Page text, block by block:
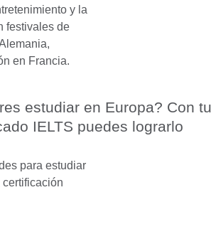
y la
festivales de
en Francia.
estudiar en Europa? Con tu
IELTS puedes lograrlo
para estudiar